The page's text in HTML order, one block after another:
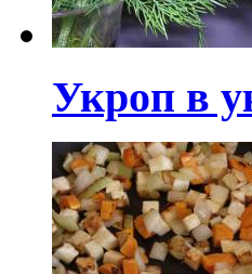
Укроп в